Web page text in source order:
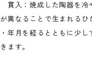
貫入：焼成した陶器を冷
が異なることで生まれる
・年月を経るとともに少
きます。